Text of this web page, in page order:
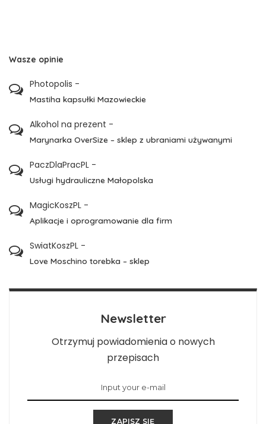
Wasze opinie
Photopolis -
Mastiha kapsułki Mazowieckie
Alkohol na prezent -
Marynarka OverSize – sklep z ubraniami używanymi
PaczDlaPracPL -
Usługi hydrauliczne Małopolska
MagicKoszPL -
Aplikacje i oprogramowanie dla firm
SwiatKoszPL -
Love Moschino torebka – sklep
Newsletter
Otrzymuj powiadomienia o nowych
przepisach
ZAPISZ SIĘ